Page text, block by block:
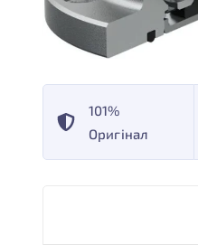
101%
Оригінал